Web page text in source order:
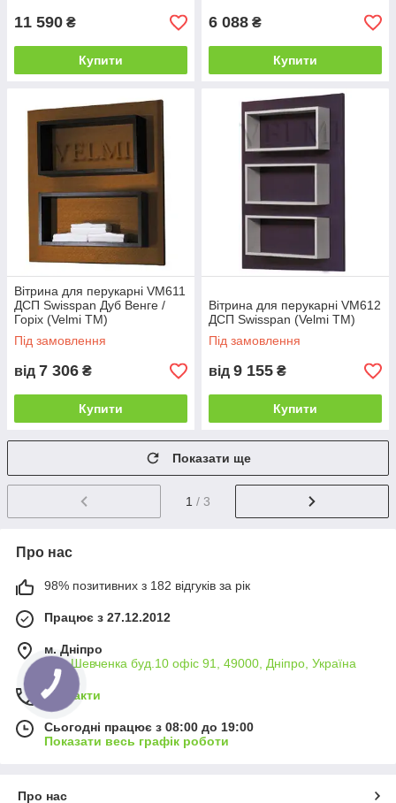
11 590 ₴
Купити
6 088 ₴
Купити
Вітрина для перукарні VM611
ДСП Swisspan Дуб Венге /
Горіх (Velmi TM)
Під замовлення
від 7 306 ₴
Купити
Вітрина для перукарні VM612
ДСП Swisspan (Velmi TM)
Під замовлення
від 9 155 ₴
Купити
Показати ще
1 / 3
Про нас
98% позитивних з 182 відгуків за рік
Працює з 27.12.2012
м. Дніпро
вул. Шевченка буд.10 офіс 91, 49000, Дніпро, Україна
Контакти
Сьогодні працює з 08:00 до 19:00
Показати весь графік роботи
Про нас